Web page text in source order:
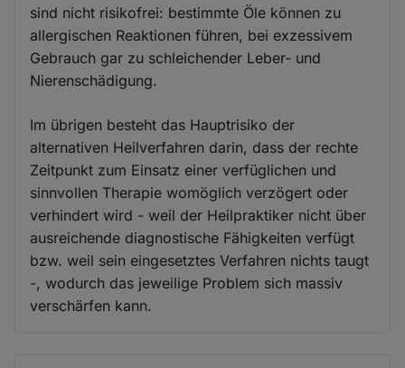
sind nicht risikofrei: bestimmte Öle können zu
allergischen Reaktionen führen, bei exzessivem
Gebrauch gar zu schleichender Leber- und
Nierenschädigung.
Im übrigen besteht das Hauptrisiko der
alternativen Heilverfahren darin, dass der rechte
Zeitpunkt zum Einsatz einer verfüglichen und
sinnvollen Therapie womöglich verzögert oder
verhindert wird - weil der Heilpraktiker nicht über
ausreichende diagnostische Fähigkeiten verfügt
bzw. weil sein eingesetztes Verfahren nichts taugt
-, wodurch das jeweilige Problem sich massiv
verschärfen kann.